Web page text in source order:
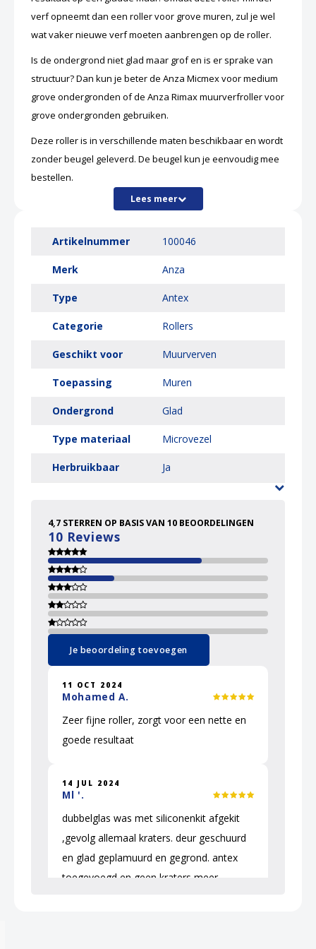
verf opneemt dan een roller voor grove muren, zul je wel
wat vaker nieuwe verf moeten aanbrengen op de roller.
Is de ondergrond niet glad maar grof en is er sprake van
structuur? Dan kun je beter de Anza Micmex voor medium
grove ondergronden of de Anza Rimax muurverfroller voor
grove ondergronden gebruiken.
Deze roller is in verschillende maten beschikbaar en wordt
zonder beugel geleverd. De beugel kun je eenvoudig mee
bestellen.
Lees meer
Artikelnummer 100046
Merk Anza
Type Antex
Categorie Rollers
Geschikt voor Muurverven
Toepassing Muren
Ondergrond Glad
Type materiaal Microvezel
Herbruikbaar Ja
4,7 STERREN OP BASIS VAN 10 BEOORDELINGEN
10 Reviews
Je beoordeling toevoegen
11 OCT 2024
Mohamed A.
Zeer fijne roller, zorgt voor een nette en
goede resultaat
14 JUL 2024
Ml '.
dubbelglas was met siliconenkit afgekit
,gevolg allemaal kraters. deur geschuurd
en glad geplamuurd en gegrond. antex
toegevoegd en geen kraters meer